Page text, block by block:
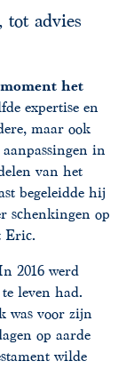
tot advies
moment het
expertise en
maar ook
in
van het
begeleidde hij
schenkingen op
Eric.
2016 werd
leven had.
was voor zijn
op aarde
wilde